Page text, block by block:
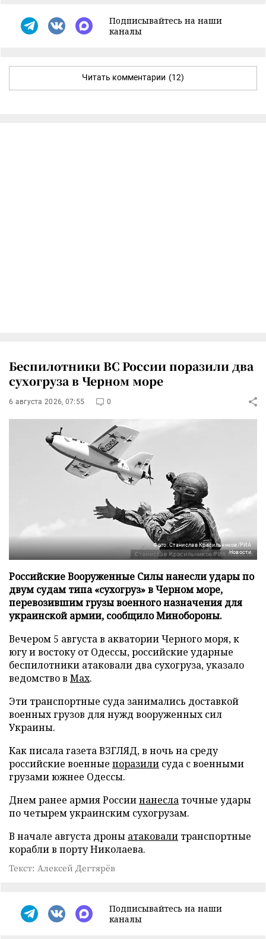
Подписывайтесь на наши
каналы
Читать комментарии (12)
Беспилотники ВС России поразили два
сухогруза в Черном море
6 августа 2026, 07:55 0
Фото: Станислав Красильников/РИА
Новости
Российские Вооруженные Силы нанесли удары по
двум судам типа «сухогруз» в Черном море,
перевозившим грузы военного назначения для
украинской армии, сообщило Минобороны.
Вечером 5 августа в акватории Черного моря, к
югу и востоку от Одессы, российские ударные
беспилотники атаковали два сухогруза, указало
ведомство в Max.
Эти транспортные суда занимались доставкой
военных грузов для нужд вооруженных сил
Украины.
Как писала газета ВЗГЛЯД, в ночь на среду
российские военные поразили суда с военными
грузами южнее Одессы.
Днем ранее армия Россиинанесла точные удары
по четырем украинским сухогрузам.
В начале августа дроны атаковали транспортные
корабли в порту Николаева.
Текст: Алексей Дегтярёв
Подписывайтесь на наши
каналы